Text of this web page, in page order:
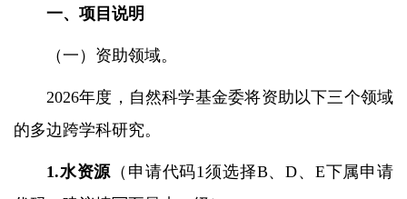
一、项目说明
（一）资助领域。
2026年度，自然科学基金委将资助以下三个领域
的多边跨学科研究。
1.水资源 （申请代码1须选择B、D、 E下属申请